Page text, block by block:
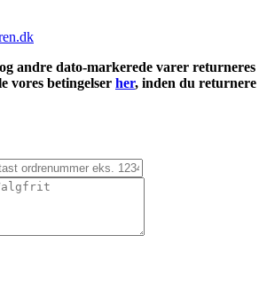
andre dato-markerede varer returneres
vores betingelser her, inden du returnere